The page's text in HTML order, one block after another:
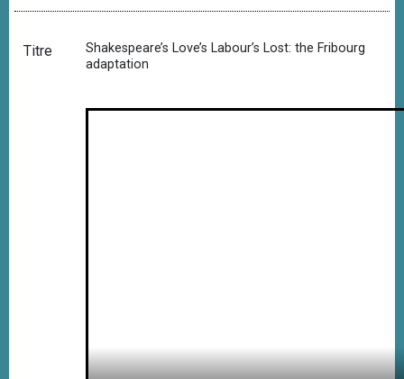
Titre
Shakespeare’s Love’s Labour’s Lost: the Fribourg
adaptation